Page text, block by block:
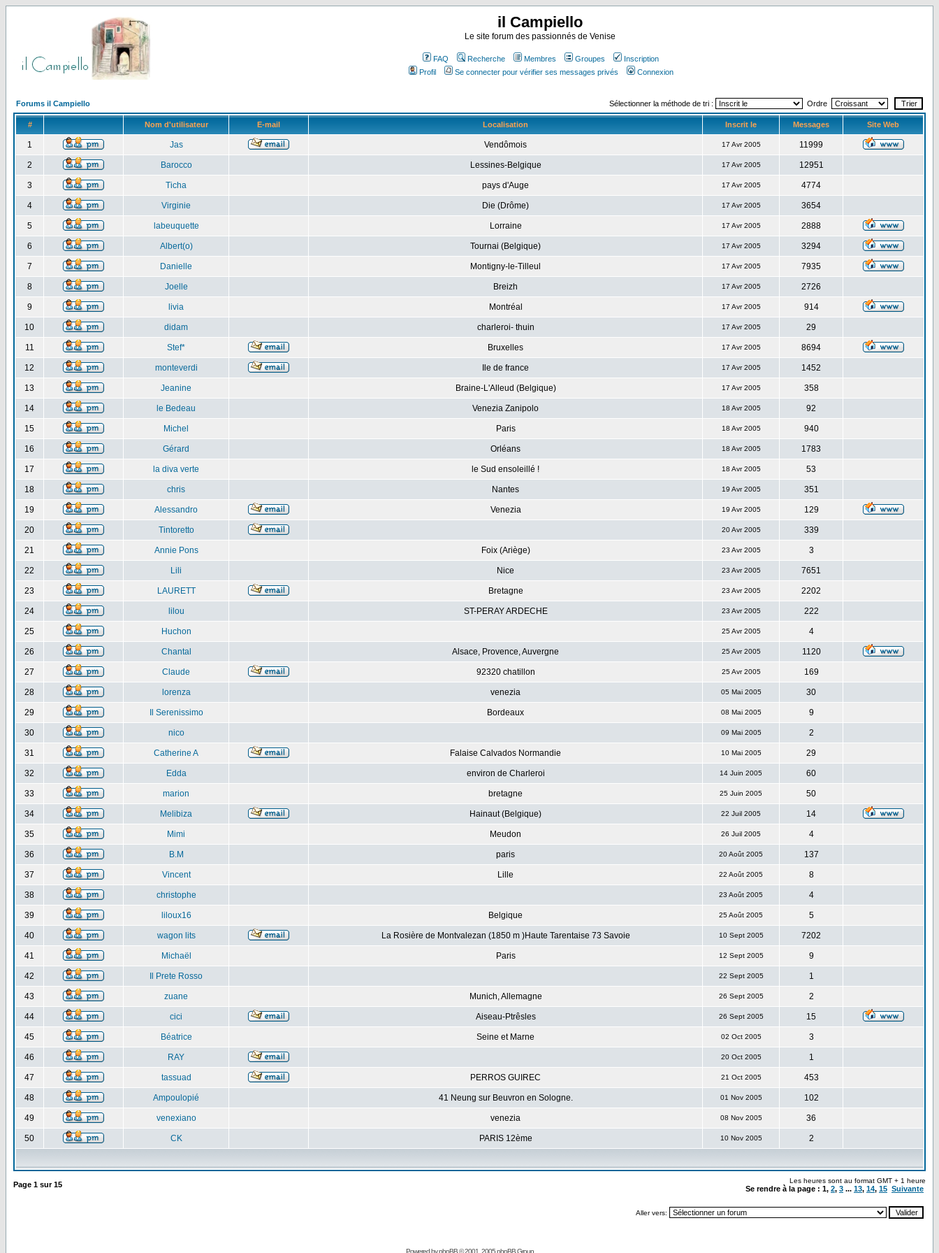
il Campiello
Le site forum des passionnés de Venise
FAQ Recherche Membres Groupes
Inscription
Profil
Se connecter pour vérifier ses messages privés Connexion
Forums il Campiello Sélectionner la méthode de tri : Ordre
# Nom d'utilisateur E-mail Localisation Inscrit le Messages Site Web
1 Jas Vendômois 17 Avr 2005 11999
2 Barocco Lessines-Belgique 17 Avr 2005 12951
3 Ticha pays d'Auge 17 Avr 2005 4774
4 Virginie Die (Drôme) 17 Avr 2005 3654
5 labeuquette Lorraine 17 Avr 2005 2888
6 Albert(o) Tournai (Belgique) 17 Avr 2005 3294
7 Danielle Montigny-le-Tilleul 17 Avr 2005 7935
8 Joelle Breizh 17 Avr 2005 2726
9 livia Montréal 17 Avr 2005 914
10 didam charleroi- thuin 17 Avr 2005 29
11 Stef* Bruxelles 17 Avr 2005 8694
12 monteverdi Ile de france 17 Avr 2005 1452
13 Jeanine Braine-L'Alleud (Belgique) 17 Avr 2005 358
14 le Bedeau Venezia Zanipolo 18 Avr 2005 92
15 Michel Paris 18 Avr 2005 940
16 Gérard Orléans 18 Avr 2005 1783
17 la diva verte le Sud ensoleillé ! 18 Avr 2005 53
18 chris Nantes 19 Avr 2005 351
19 Alessandro Venezia 19 Avr 2005 129
20 Tintoretto 20 Avr 2005 339
21 Annie Pons Foix (Ariège) 23 Avr 2005 3
22 Lili Nice 23 Avr 2005 7651
23 LAURETT Bretagne 23 Avr 2005 2202
24 lilou ST-PERAY ARDECHE 23 Avr 2005 222
25 Huchon 25 Avr 2005 4
26 Chantal Alsace, Provence, Auvergne 25 Avr 2005 1120
27 Claude 92320 chatillon 25 Avr 2005 169
28 lorenza venezia 05 Mai 2005 30
29 Il Serenissimo Bordeaux 08 Mai 2005 9
30 nico 09 Mai 2005 2
31 Catherine A Falaise Calvados Normandie 10 Mai 2005 29
32 Edda environ de Charleroi 14 Juin 2005 60
33 marion bretagne 25 Juin 2005 50
34 Melibiza Hainaut (Belgique) 22 Juil 2005 14
35 Mimi Meudon 26 Juil 2005 4
36 B.M paris 20 Août 2005 137
37 Vincent Lille 22 Août 2005 8
38 christophe 23 Août 2005 4
39 liloux16 Belgique 25 Août 2005 5
40 wagon lits La Rosière de Montvalezan (1850 m )Haute Tarentaise 73 Savoie 10 Sept 2005 7202
41 Michaël Paris 12 Sept 2005 9
42 Il Prete Rosso 22 Sept 2005 1
43 zuane Munich, Allemagne 26 Sept 2005 2
44 cici Aiseau-Ptrêsles 26 Sept 2005 15
45 Béatrice Seine et Marne 02 Oct 2005 3
46 RAY 20 Oct 2005 1
47 tassuad PERROS GUIREC 21 Oct 2005 453
48 Ampoulopié 41 Neung sur Beuvron en Sologne. 01 Nov 2005 102
49 venexiano venezia 08 Nov 2005 36
50 CK PARIS 12ème 10 Nov 2005 2
Page 1 sur15 Les heures sont au format GMT + 1 heure
Se rendre à la page : 1, 2, 3 ... 13, 14, 15 Suivante
Aller vers:
Powered byphpBB© 2001, 2005 phpBB Group